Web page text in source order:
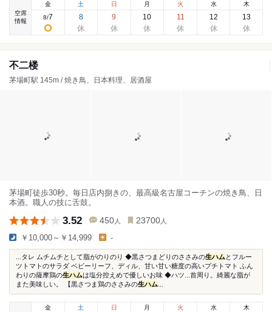
空席
情報
金
8/7
土
8
日
9
月
10
火
11
水
12
木
13
不二楼
茅場町駅 145m / 焼き鳥、日本料理、居酒屋
茅場町徒歩30秒。毎日店内捌きの、最高級名古屋コーチンの焼き鳥、日
本酒。職人の技に舌鼓。
3.52 450 人 23700 人
￥10,000～￥14,999 -
...タレ ムチムチとして脂がのりのり ◆黒さつまどりのささみの生ハム とフルー
ツトマトのサラダ ベビーリーフ、ディル、甘い甘い糖度の高いプチトマト ふん
わりの薩摩鶏の生ハムは塩分控えめで優しいお味 ◆ハツ...首周り。綺麗な脂が
また美味しい。 【黒さつま鶏のささみの生ハム
金
土 日 月 火 水 木